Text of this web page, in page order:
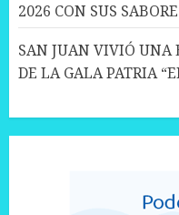
2026 CON SUS
SAN JUAN VIVIÓ UNA
DE LA GALA PATRIA